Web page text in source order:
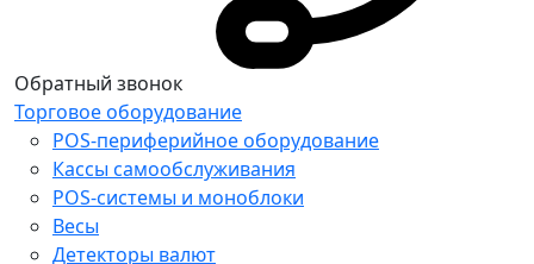
Обратный звонок
Торговое оборудование
POS-периферийное оборудование
Кассы самообслуживания
POS-системы и моноблоки
Весы
Детекторы валют